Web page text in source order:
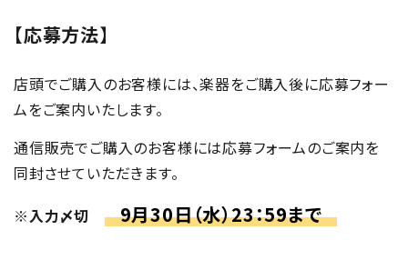
【応募方法】
店頭でご購入のお客様には、楽器をご購入後に応募フォー
ムをご案内いたします。
通信販売でご購入のお客様には応募フォームのご案内を
同封させていただきます。
※入力〆切
9月30日（水）23：59まで